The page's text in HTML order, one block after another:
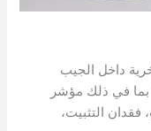
داخل الجيب
في ذلك مؤشر
التثبيت،